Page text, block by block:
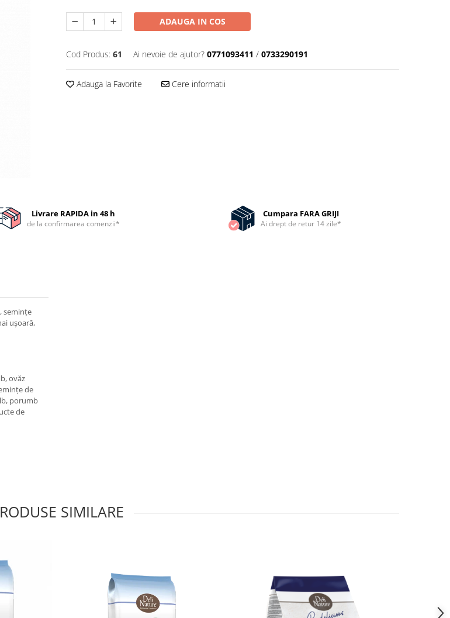
ADAUGA IN COS
Cod Produs: 61 Ai nevoie de ajutor? 0771093411 / 0733290191
Adauga la Favorite Cere informatii
Livrare RAPIDA in 48 h
de la confirmarea comenzii*
Cumpara FARA GRIJI
Ai drept de retur 14 zile*
semințe
ușoară,
ovăz
de
porumb
de
SIMILARE